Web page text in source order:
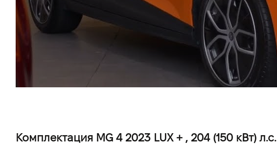
Комплектация MG 4 2023 LUX + , 204 (150 кВт) л.с.